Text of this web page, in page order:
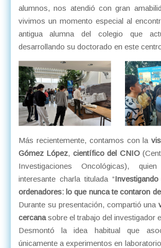
alumnos, nos atendió con gran
vivimos un momento especial al
antigua alumna del colegio que
desarrollando su doctorado en este
Más recientemente, contamos con la
Gómez López, científico del CNIO
Investigaciones Oncológicas),
interesante charla titulada “
ordenadores: lo que nunca te contaron
Durante su presentación, compartió una
cercanasobre el trabajo del investigador
Desmontó la idea habitual que
únicamente a experimentos en